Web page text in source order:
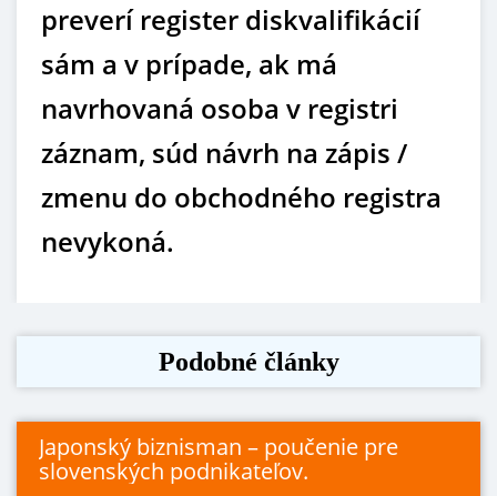
preverí register diskvalifikácií
sám a v prípade, ak má
navrhovaná osoba v registri
záznam, súd návrh na zápis /
zmenu do obchodného registra
nevykoná.
Podobné články
Japonský biznisman – poučenie pre
slovenských podnikateľov.